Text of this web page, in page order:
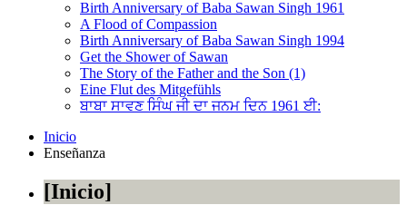
Birth Anniversary of Baba Sawan Singh 1961
A Flood of Compassion
Birth Anniversary of Baba Sawan Singh 1994
Get the Shower of Sawan
The Story of the Father and the Son (1)
Eine Flut des Mitgefühls
ਬਾਬਾ ਸਾਵਣ ਸਿੰਘ ਜੀ ਦਾ ਜਨਮ ਦਿਨ 1961 ਈ:
Inicio
Enseñanza
Inicio